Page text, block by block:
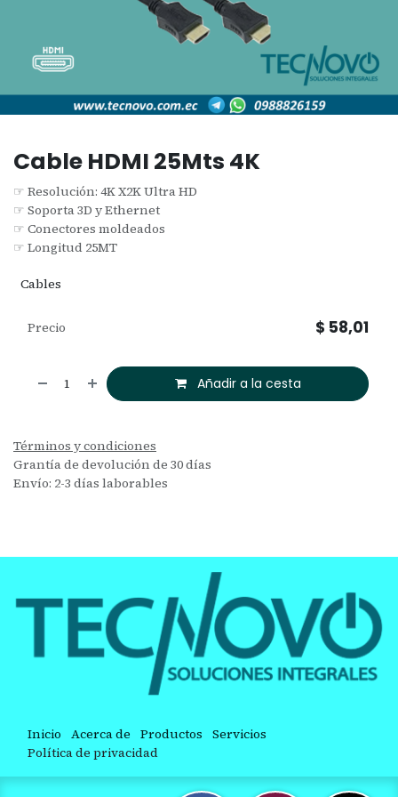
Cable HDMI 25Mts 4K
☞ Resolución: 4K X2K Ultra HD
☞ Soporta 3D y Ethernet
☞ Conectores moldeados
☞ Longitud 25MT
Cables
Añadir a la cesta
Precio $ 58,01
Términos y condiciones
Grantía de devolución de 30 días
Envío: 2-3 días laborables
Inicio Acerca de Productos Servicios
Política de privacidad